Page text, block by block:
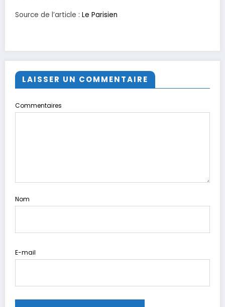
Source de l’article : Le Parisien
LAISSER UN COMMENTAIRE
Commentaires
Nom
E-mail